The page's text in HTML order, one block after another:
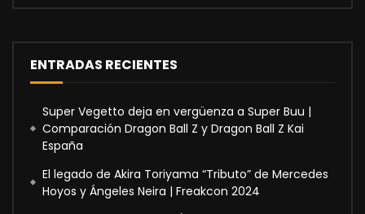
ENTRADAS RECIENTES
Super Vegetto deja en vergüenza a Super Buu |
Comparación Dragon Ball Z y Dragon Ball Z Kai
España
El legado de Akira Toriyama “Tributo” de Mercedes
Hoyos y Ángeles Neira | Freakcon 2024